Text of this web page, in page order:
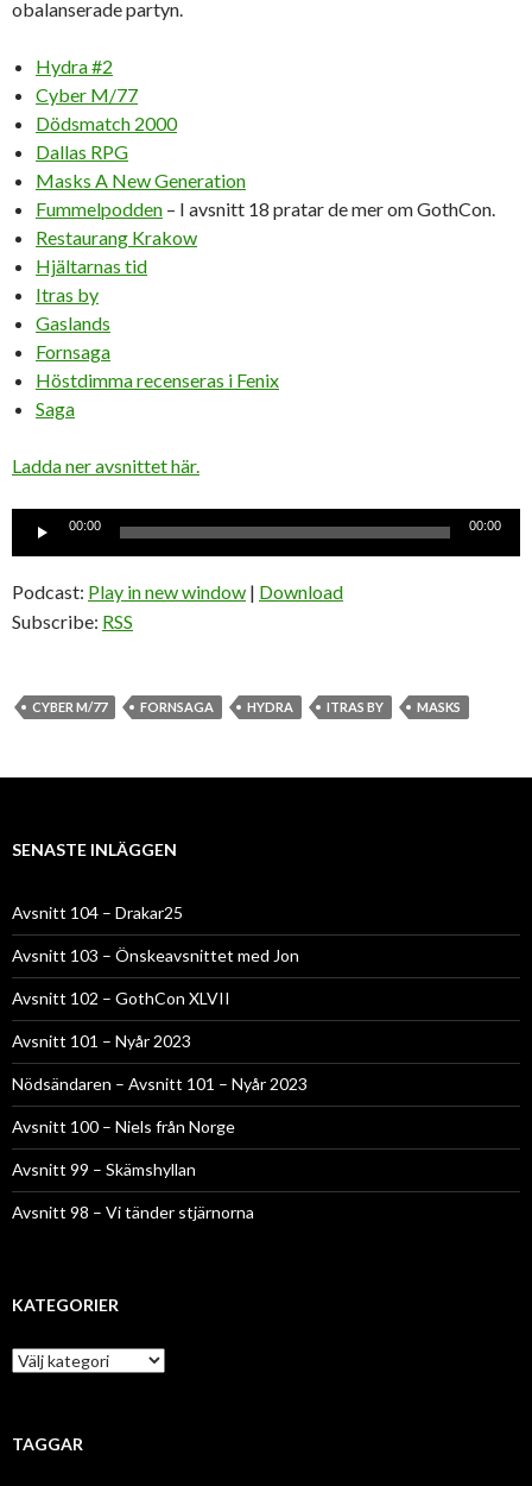
obalanserade partyn.
Hydra #2
Cyber M/77
Dödsmatch 2000
Dallas RPG
Masks A New Generation
Fummelpodden – I avsnitt 18 pratar de mer om GothCon.
Restaurang Krakow
Hjältarnas tid
Itras by
Gaslands
Fornsaga
Höstdimma recenseras i Fenix
Saga
Ladda ner avsnittet här.
Ljudspelare
00:00 00:00
Podcast: Play in new window | Download
Subscribe: RSS
CYBER M/77 FORNSAGA HYDRA ITRAS BY MASKS
SENASTE INLÄGGEN
Avsnitt 104 – Drakar25
Avsnitt 103 – Önskeavsnittet med Jon
Avsnitt 102 – GothCon XLVII
Avsnitt 101 – Nyår 2023
Nödsändaren – Avsnitt 101 – Nyår 2023
Avsnitt 100 – Niels från Norge
Avsnitt 99 – Skämshyllan
Avsnitt 98 – Vi tänder stjärnorna
KATEGORIER
Kategorier
TAGGAR